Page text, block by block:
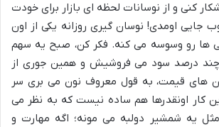
کنی و از نوسانات لحظه ای بازار برای خودت
اومدی! نوسان گیری روزانه یکی از اون
ها رو وسوسه می کنه. فکر کن، صبح یه سهم
چند درصد سود می فروشیش و همین جوری از
های قیمت، به قول معروف نون می بری سر
کار اونقدرها هم ساده نیست که به نظر می
یه شمشیر دولبه می مونه؛ اگه مهارت و